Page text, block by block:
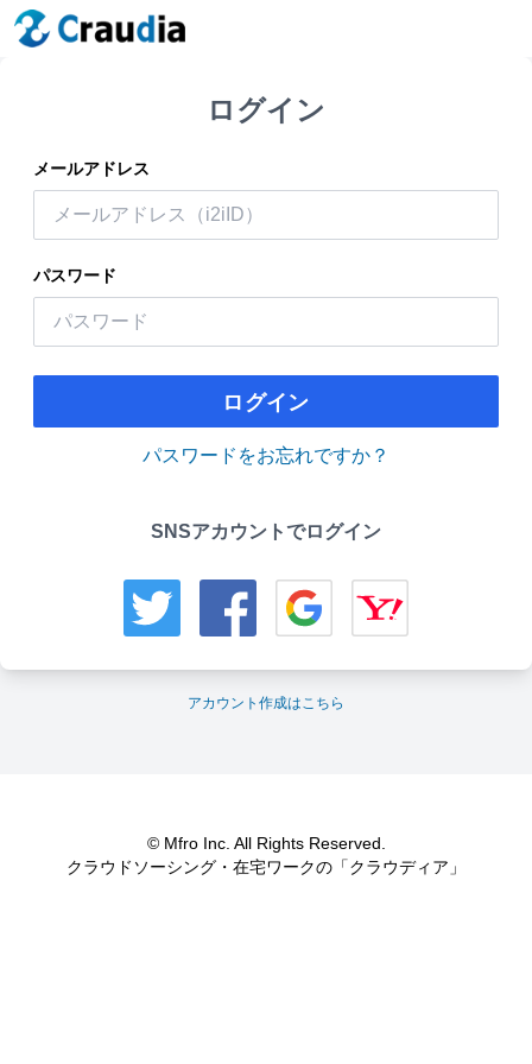
ログイン
メールアドレス
パスワード
ログイン
パスワードをお忘れですか？
SNSアカウントでログイン
アカウント作成はこちら
© Mfro Inc. All Rights Reserved.
クラウドソーシング・在宅ワークの「クラウディア」